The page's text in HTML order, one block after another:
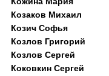
Козаков Михаил
Козич Софья
Козлов Григорий
Козлов Сергей
Коковкин Сергей